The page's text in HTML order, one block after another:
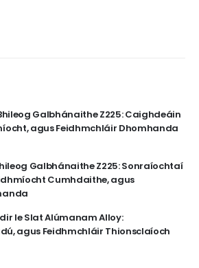
Galbhánaithe Z225: Caighdeáin
agus Feidhmchláir Dhomhanda
Galbhánaithe Z225: Sonraíochtaí
Cumhdaithe, agus
le Slat Alúmanam Alloy:
agus Feidhmchláir Thionsclaíoch